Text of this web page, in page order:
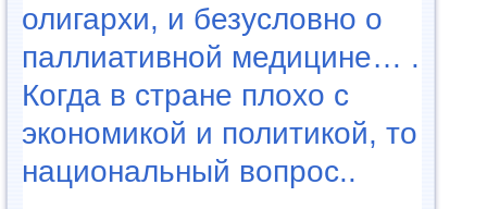
олигархи, и безусловно о
паллиативной медицине… .
Когда в стране плохо с
экономикой и политикой, то
национальный вопрос..